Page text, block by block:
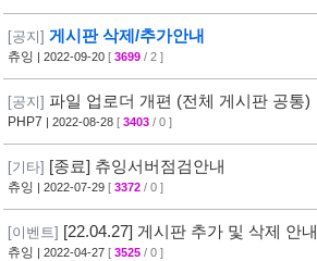
[공지] 게시판 삭제/추가안내
츄잉 | 2022-09-20 [ 3699 / 2 ]
[공지] 파일 업로더 개편 (전체 게시판 공통)
PHP7 | 2022-08-28 [ 3403 / 0 ]
[기타] [종료] 츄잉서버점검안내
츄잉 | 2022-07-29 [ 3372 / 0 ]
[이벤트] [22.04.27] 게시판 추가 및 삭제 안내
츄잉 | 2022-04-27 [ 3525 / 0 ]